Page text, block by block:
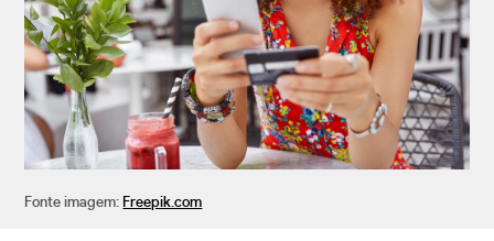
Fonte imagem: Freepik.com